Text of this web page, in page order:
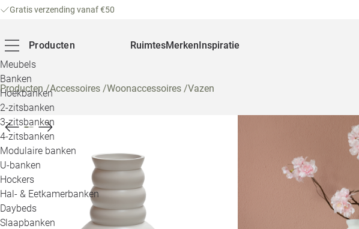
Gratis verzending vanaf €50
Producten
Meubels
Banken
Hoekbanken
2-zitsbanken
3-zitsbanken
4-zitsbanken
Modulaire banken
U-banken
Hockers
Hal- & Eetkamerbanken
Daybeds
Slaapbanken
RuimtesMerkenInspiratie
Producten/Accessoires /Woonaccessoires /Vazen